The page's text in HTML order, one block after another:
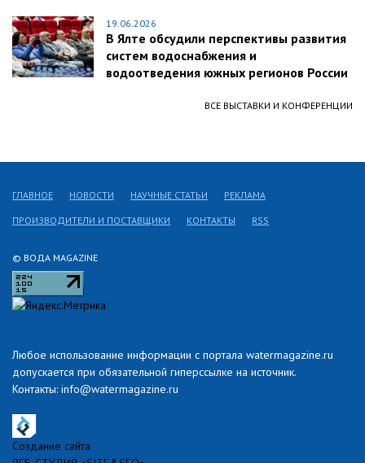
19.06.2026
В Ялте обсудили перспективы развития
систем водоснабжения и
водоотведения южных регионов России
ВСЕ ВЫСТАВКИ И КОНФЕРЕНЦИИ
© ВОДА MAGAZINE
Любое использование информации с портала watermagazine.ru
допускается при обязательной гиперссылке на источник.
Контакты: info@watermagazine.ru
ГЛАВНОЕ НОВОСТИ НАУЧНЫЕ СТАТЬИ РЕКЛАМА
ПРОИЗВОДИТЕЛИ И ПОСТАВЩИКИ КОНТАКТЫ RSS
Создание сайта